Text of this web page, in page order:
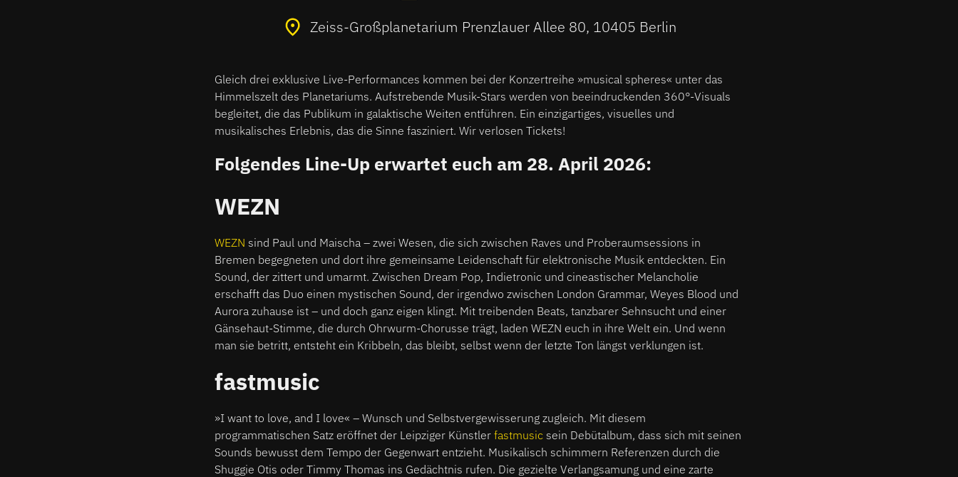
Zeiss-Großplanetarium Prenzlauer Allee 80, 10405 Berlin
Gleich drei exklusive Live-Performances kommen bei der Konzertreihe »musical spheres« unter das
Himmelszelt des Planetariums. Aufstrebende Musik-Stars werden von beeindruckenden 360°-Visuals
begleitet, die das Publikum in galaktische Weiten entführen. Ein einzigartiges, visuelles und
musikalisches Erlebnis, das die Sinne fasziniert. Wir verlosen Tickets!
Folgendes Line-Up erwartet euch am 28. April 2026:
WEZN
WEZN sind Paul und Maischa – zwei Wesen, die sich zwischen Raves und Proberaumsessions in
Bremen begegneten und dort ihre gemeinsame Leidenschaft für elektronische Musik entdeckten. Ein
Sound, der zittert und umarmt. Zwischen Dream Pop, Indietronic und cineastischer Melancholie
erschafft das Duo einen mystischen Sound, der irgendwo zwischen London Grammar, Weyes Blood und
Aurora zuhause ist – und doch ganz eigen klingt. Mit treibenden Beats, tanzbarer Sehnsucht und einer
Gänsehaut-Stimme, die durch Ohrwurm-Chorusse trägt, laden WEZN euch in ihre Welt ein. Und wenn
man sie betritt, entsteht ein Kribbeln, das bleibt, selbst wenn der letzte Ton längst verklungen ist.
fastmusic
»I want to love, and I love« – Wunsch und Selbstvergewisserung zugleich. Mit diesem
programmatischen Satz eröffnet der Leipziger Künstler fastmusic sein Debütalbum, dass sich mit seinen
Sounds bewusst dem Tempo der Gegenwart entzieht. Musikalisch schimmern Referenzen durch die
Shuggie Otis oder Timmy Thomas ins Gedächtnis rufen. Die gezielte Verlangsamung und eine zarte